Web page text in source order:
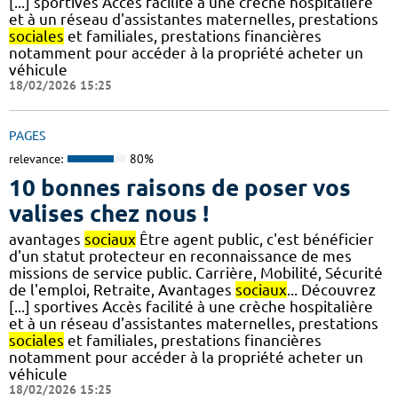
et à un réseau d'assistantes maternelles, prestations
sociales et familiales, prestations financières
notamment pour accéder à la propriété acheter un
véhicule
18/02/2026 15:25
PAGES
relevance: 80%
10 bonnes raisons de poser vos
valises chez nous !
avantages sociaux Être agent public, c'est bénéficier
d'un statut protecteur en reconnaissance de mes
missions de service public. Carrière, Mobilité, Sécurité
de l'emploi, Retraite, Avantages sociaux... Découvrez
[...] sportives Accès facilité à une crèche hospitalière
et à un réseau d'assistantes maternelles, prestations
sociales et familiales, prestations financières
notamment pour accéder à la propriété acheter un
véhicule
18/02/2026 15:25